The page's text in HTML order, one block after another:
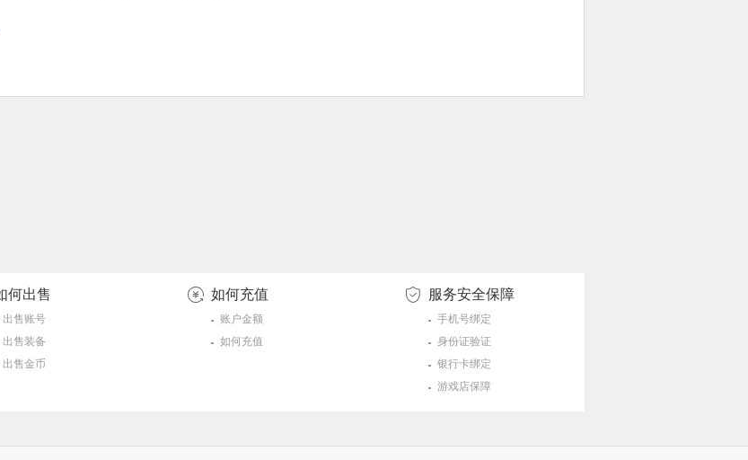
何出售
出售账号
出售装备
出售金币
如何充值
账户金额
如何充值
服务安全保障
手机号绑定
身份证验证
银行卡绑定
游戏店保障